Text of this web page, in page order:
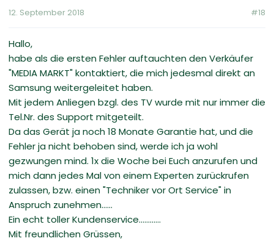
12. September 2018 #18
Hallo,
habe als die ersten Fehler auftauchten den Verkäufer
"MEDIA MARKT" kontaktiert, die mich jedesmal direkt an
Samsung weitergeleitet haben.
Mit jedem Anliegen bzgl. des TV wurde mit nur immer die
Tel.Nr. des Support mitgeteilt.
Da das Gerät ja noch 18 Monate Garantie hat, und die
Fehler ja nicht behoben sind, werde ich ja wohl
gezwungen mind. 1x die Woche bei Euch anzurufen und
mich dann jedes Mal von einem Experten zurückrufen
zulassen, bzw. einen "Techniker vor Ort Service" in
Anspruch zunehmen......
Ein echt toller Kundenservice............
Mit freundlichen Grüssen,